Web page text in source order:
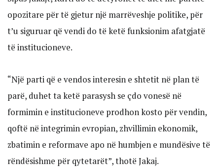
opozitare për të gjetur një marrëveshje politike, për
t’u siguruar që vendi do të ketë funksionim afatgjatë
të institucioneve.
“Një parti që e vendos interesin e shtetit në plan të
parë, duhet ta ketë parasysh se çdo vonesë në
formimin e institucioneve prodhon kosto për vendin,
qoftë në integrimin evropian, zhvillimin ekonomik,
zbatimin e reformave apo në humbjen e mundësive të
rëndësishme për qytetarët”, thotë Jakaj.